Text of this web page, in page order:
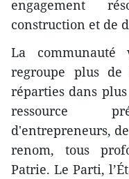
engagement
construction et de
La communauté
regroupe plus
réparties dans
ressource
d'entrepreneurs,
renom, tous
Patrie. Le Parti,